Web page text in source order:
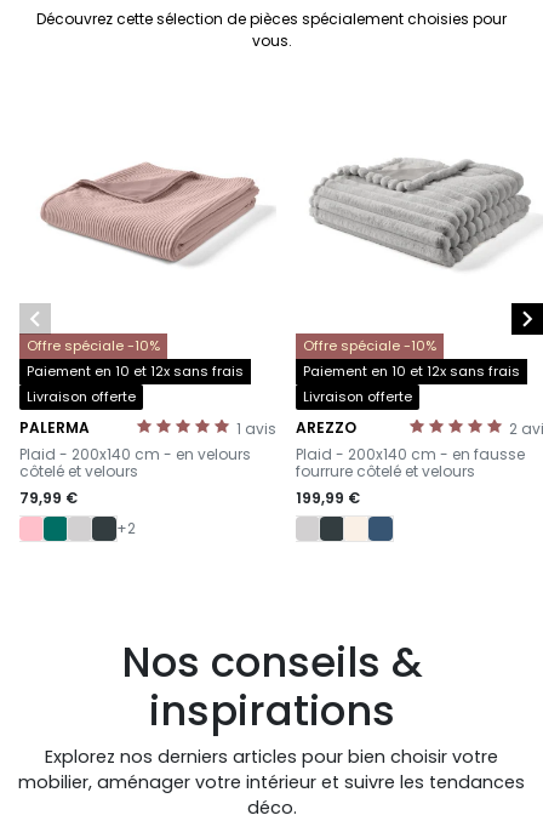
Découvrez cette sélection de pièces spécialement choisies pour
vous.
Offre spéciale -10%
Paiement en 10 et 12x sans frais
Livraison offerte
1 avis
PALERMA
-
Plaid - 200x140 cm - en velours
côtelé et velours
79,99 €
+2
Offre spéciale -10%
Paiement en 10 et 12x sans frais
Livraison offerte
2
AREZZO
-
Plaid - 200x140 cm - en fausse
fourrure côtelé et velours
199,99 €
 
Nos conseils &
inspirations
Explorez nos derniers articles pour bien choisir votre
mobilier, aménager votre intérieur et suivre les tendances
déco.